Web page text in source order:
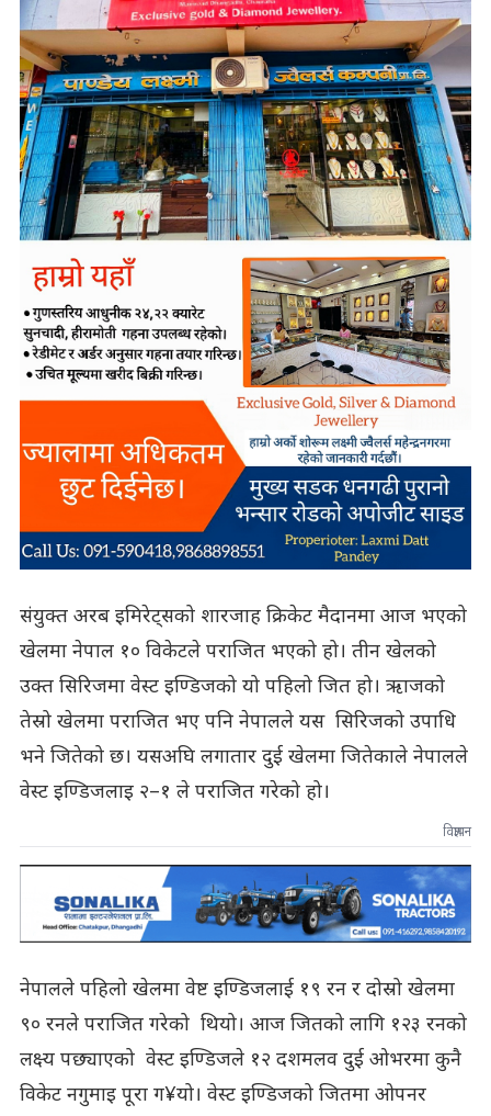
संयुक्त अरब इमिरेट्सको शारजाह क्रिकेट मैदानमा आज भएको
खेलमा नेपाल १० विकेटले पराजित भएको हो। तीन खेलको
उक्त सिरिजमा वेस्ट इण्डिजको यो पहिलो जित हो। ऋाजको
तेस्रो खेलमा पराजित भए पनि नेपालले यस सिरिजको उपाधि
भने जितेको छ। यसअघि लगातार दुई खेलमा जितेकाले नेपालले
वेस्ट इण्डिजलाइ २–१ ले पराजित गरेको हो।
विज्ञापन
नेपालले पहिलो खेलमा वेष्ट इण्डिजलाई १९ रन र दोस्रो खेलमा
९० रनले पराजित गरेको थियो। आज जितको लागि १२३ रनको
लक्ष्य पछ्याएको वेस्ट इण्डिजले १२ दशमलव दुई ओभरमा कुनै
विकेट नगुमाइ पूरा ग¥यो। वेस्ट इण्डिजको जितमा ओपनर